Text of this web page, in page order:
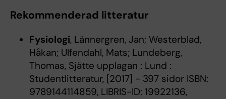
Rekommenderad litteratur
Fysiologi, Lännergren, Jan; Westerblad,
Håkan; Ulfendahl, Mats; Lundeberg,
Thomas, Sjätte upplagan : Lund :
Studentlitteratur, [2017] - 397 sidor ISBN:
9789144114859, LIBRIS-ID: 19922136,